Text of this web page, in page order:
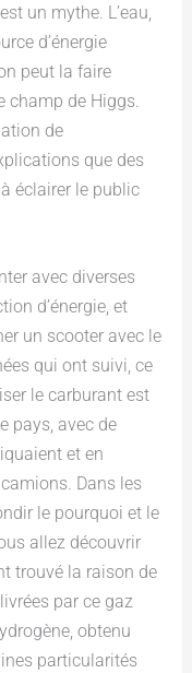
un mythe. L’eau,
d’énergie
peut la faire
champ de Higgs.
de
que des
éclairer le public
avec diverses
d’énergie, et
un scooter avec le
qui ont suivi, ce
le carburant est
pays, avec de
et en
Dans les
le pourquoi et le
allez découvrir
trouvé la raison de
par ce gaz
obtenu
particularités